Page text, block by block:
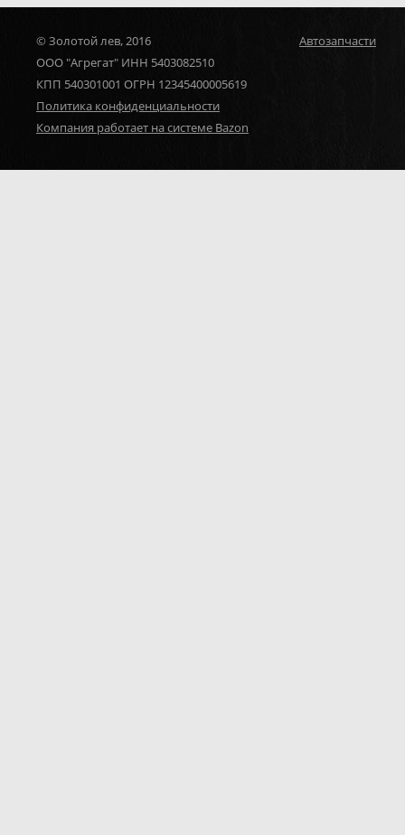
© Золотой лев, 2016
ООО "Агрегат" ИНН 5403082510
КПП 540301001 ОГРН 12345400005619
Политика конфиденциальности
Компания работает на системе Bazon
Автозапчасти